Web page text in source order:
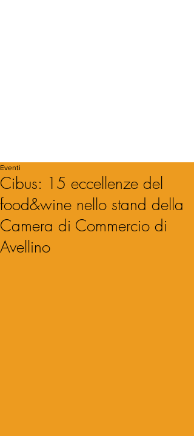
Cibus: 15 eccellenze del
food&wine nello stand della
Camera di Commercio di
Avellino
Eventi